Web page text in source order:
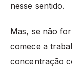
nesse sentido.
Mas, se não
comece a
concentração